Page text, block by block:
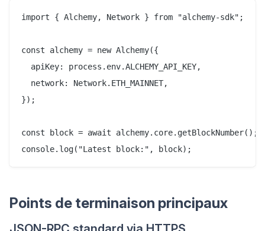
import { Alchemy, Network } from "alchemy-sdk";
const alchemy = new Alchemy({
  apiKey: process.env.ALCHEMY_API_KEY,
  network: Network.ETH_MAINNET,
});
const block = await alchemy.core.getBlockNumber();
Points de terminaison principaux